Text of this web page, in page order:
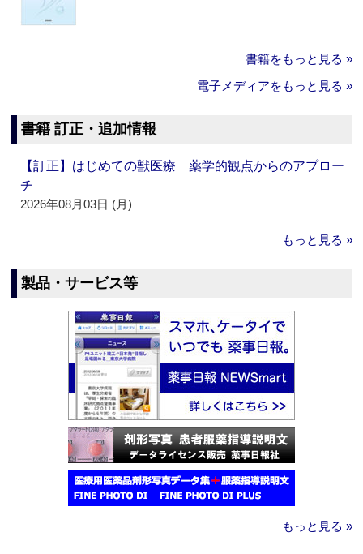
書籍をもっと見る »
電子メディアをもっと見る »
書籍 訂正・追加情報
【訂正】はじめての獣医療 薬学的観点からのアプロー
チ
2026年08月03日 (月)
もっと見る »
製品・サービス等
もっと見る »